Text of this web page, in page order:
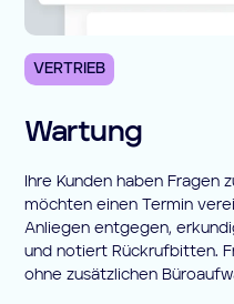
VERTRIEB
Wartung
Ihre Kunden haben Fragen
möchten einen Termin
Anliegen entgegen,
und notiert Rückrufbitten.
ohne zusätzlichen